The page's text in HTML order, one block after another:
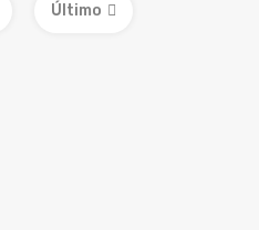
Último